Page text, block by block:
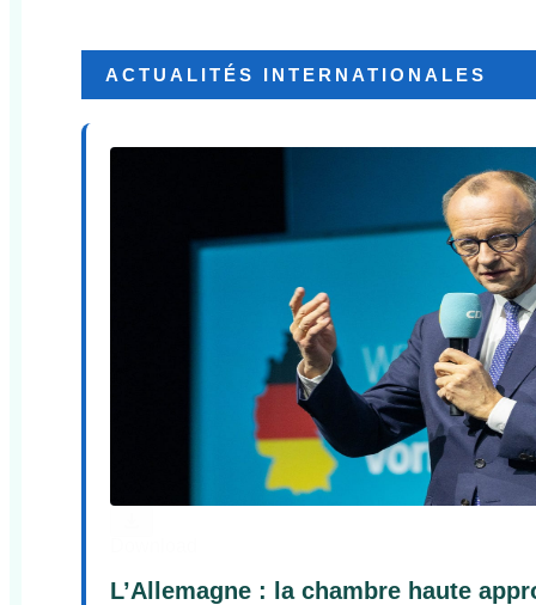
ACTUALITÉS INTERNATIONALES
L’Allemagne : la chambre haute